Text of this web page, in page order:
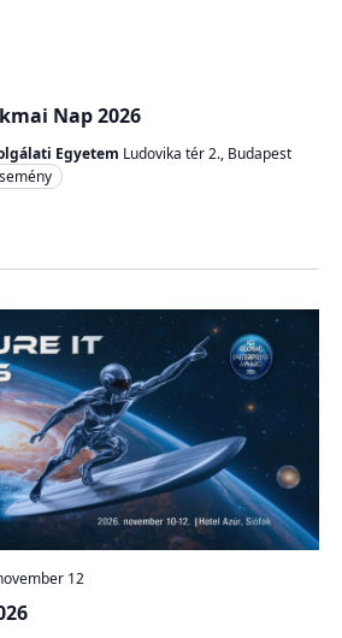
Nap 2026
Egyetem Ludovika tér 2., Budapest
12